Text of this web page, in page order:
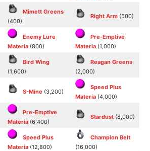
Mimett Greens
(400)
Right Arm (500)
Enemy Lure
Materia (800)
Pre-Emptive
Materia (1,000)
Bird Wing
(1,600)
Reagan Greens
(2,000)
S-Mine (3,200)
Speed Plus
Materia (4,000)
Pre-Emptive
Materia (6,400)
Stardust (8,000)
Speed Plus
Materia (12,800)
Champion Belt
(16,000)